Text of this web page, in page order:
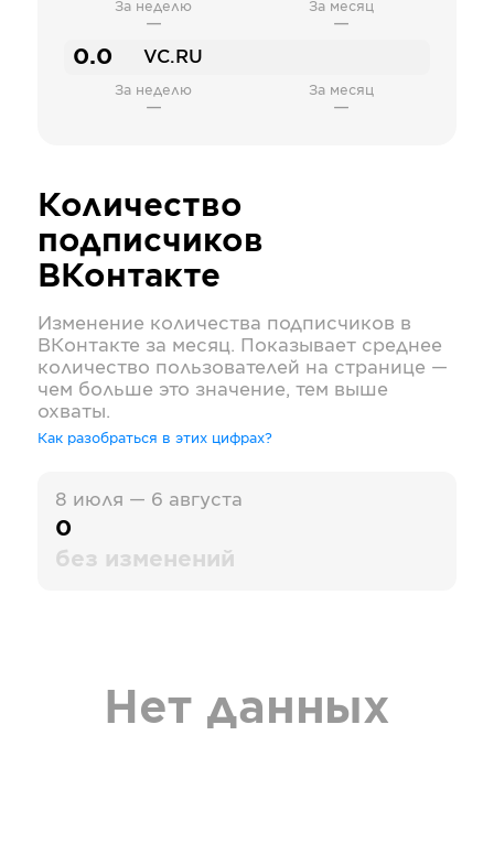
За неделю
—
За месяц
—
0.0 VC.RU
За неделю
—
За месяц
—
Количество
подписчиков
ВКонтакте
Изменение количества подписчиков в
ВКонтакте за месяц. Показывает среднее
количество пользователей на странице —
чем больше это значение, тем выше
охваты.
Как разобраться в этих цифрах?
8 июля — 6 августа
0
без изменений
Нет данных